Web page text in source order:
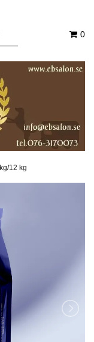
0
12 kg